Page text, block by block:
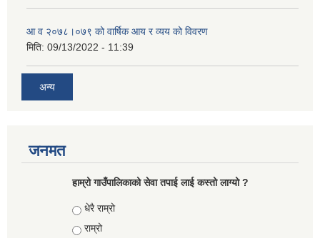
आ‍ व २०७८।०७९ को वार्षिक आय र व्यय को विवरण
मिति: 09/13/2022 - 11:39
अन्य
जनमत
हाम्रो गाउँपालिकाको सेवा तपाई लाई कस्तो लाग्यो ?
Choices
धेरै राम्रो
राम्रो